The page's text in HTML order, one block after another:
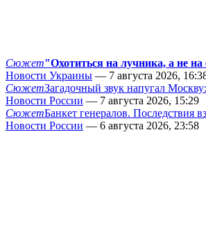
Сюжет"Охотиться на лучника, а не
Новости Украины — 7 августа 2026,
СюжетЗагадочный звук напугал
Новости России — 7 августа 2026, 15:29
СюжетБанкет генералов. Последствия
Новости России — 6 августа 2026, 23:58